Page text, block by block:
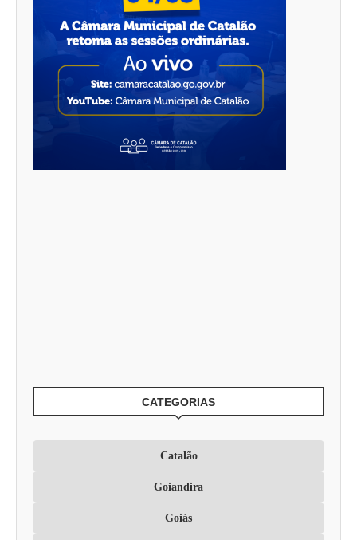
CATEGORIAS
Catalão
Goiandira
Goiás